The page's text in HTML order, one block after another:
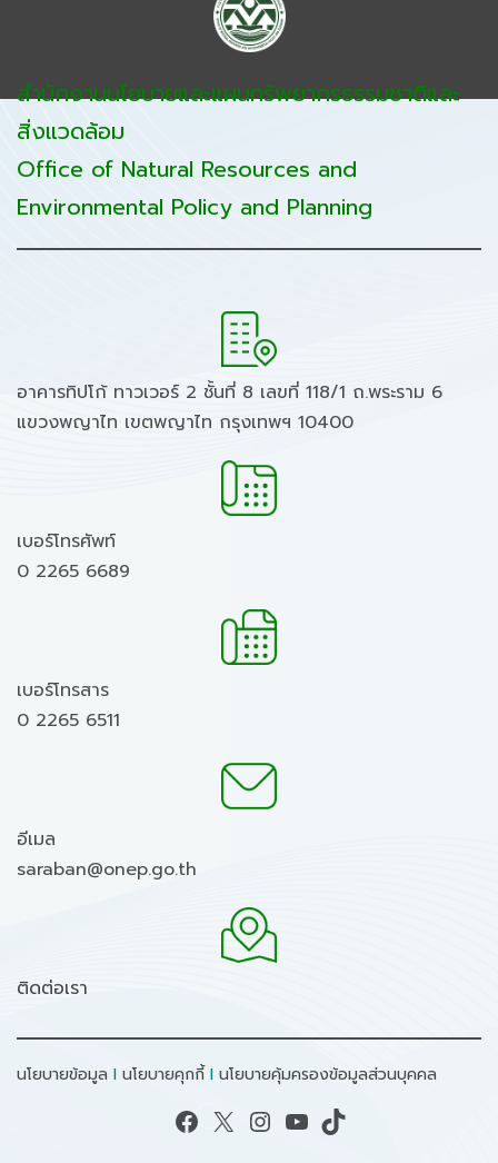
สำนักงานนโยบายและแผนทรัพยากรธรรมชาติและ
สิ่งแวดล้อม
Office of Natural Resources and
Environmental Policy and Planning
อาคารทิปโก้ ทาวเวอร์ 2 ชั้นที่ 8 เลขที่ 118/1 ถ.พระราม 6
แขวงพญาไท เขตพญาไท กรุงเทพฯ 10400
เบอร์โทรศัพท์
0 2265 6689
เบอร์โทรสาร
0 2265 6511
อีเมล
saraban@onep.go.th
ติดต่อเรา
นโยบายข้อมูล I นโยบายคุกกี้ I นโยบายคุ้มครองข้อมูลส่วนบุคคล
Facebook X Instagram YouTube TikTok